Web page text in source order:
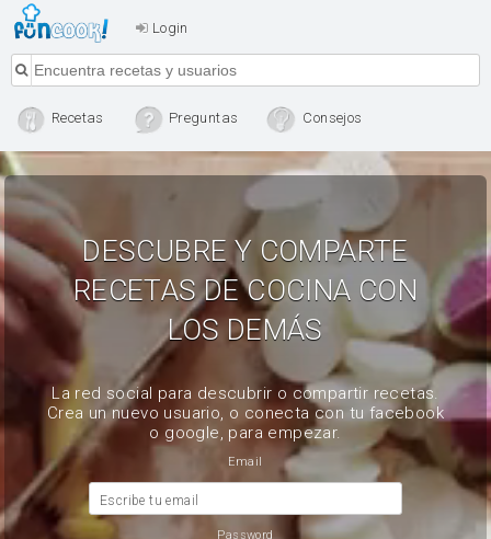
Login
Recetas Preguntas Consejos
DESCUBRE Y COMPARTE
RECETAS DE COCINA CON
LOS DEMÁS
La red social para descubrir o compartir recetas.
Crea un nuevo usuario, o conecta con tu facebook
o google, para empezar.
Email
Escribe tu email
Password